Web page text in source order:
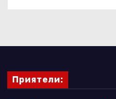
Приятели: